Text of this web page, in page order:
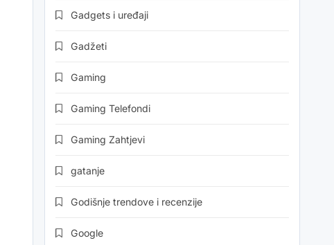
Gadgets i uređaji
Gadžeti
Gaming
Gaming Telefondi
Gaming Zahtjevi
gatanje
Godišnje trendove i recenzije
Google